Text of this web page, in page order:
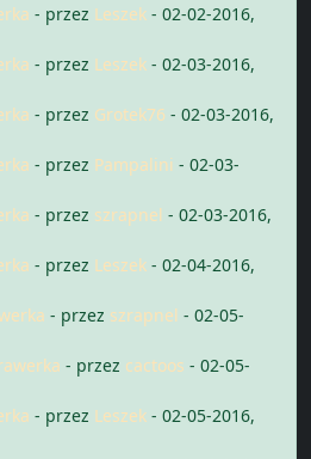
- przez Leszek - 02-02-2016,
- przez Leszek - 02-03-2016,
- przez Grotek76 - 02-03-2016,
- przez Pampalini - 02-03-
- przez szrapnel - 02-03-2016,
- przez Leszek - 02-04-2016,
- przez szrapnel - 02-05-
- przez cactoos - 02-05-
- przez Leszek - 02-05-2016,